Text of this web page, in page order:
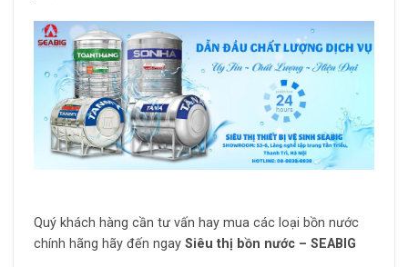
Quý khách hàng cần tư vấn hay mua các loại bồn nước
chính hãng hãy đến ngay Siêu thị bồn nước – SEABIG